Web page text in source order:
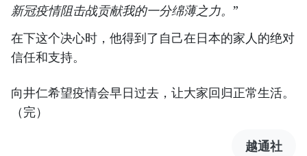
新冠疫情阻击战贡献我的一分绵薄之力。 ”
在下这个决心时，他得到了自己在日本的家人的绝对
信任和支持。
向井仁希望疫情会早日过去，让大家回归正常生活。
（完）
越通社